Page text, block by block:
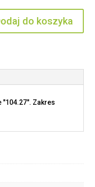
do koszyka
Zakres